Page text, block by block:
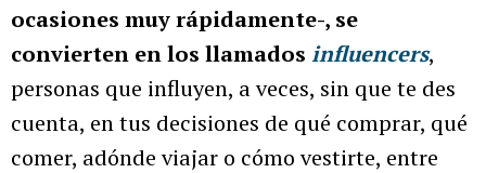
ocasiones muy rápidamente-, se
convierten en los llamados influencers,
personas que influyen, a veces, sin que te des
cuenta, en tus decisiones de qué comprar, qué
comer, adónde viajar o cómo vestirte, entre